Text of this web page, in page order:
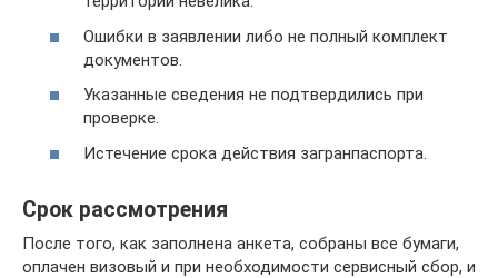
Ошибки в заявлении либо не полный комплект
документов.
Указанные сведения не подтвердились при
проверке.
Истечение срока действия загранпаспорта.
Срок рассмотрения
После того, как заполнена анкета, собраны все бумаги,
оплачен визовый и при необходимости сервисный сбор, и